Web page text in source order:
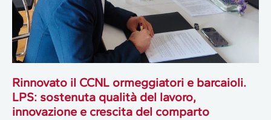
Rinnovato il CCNL ormeggiatori e barcaioli.
LPS: sostenuta qualità del lavoro,
innovazione e crescita del comparto